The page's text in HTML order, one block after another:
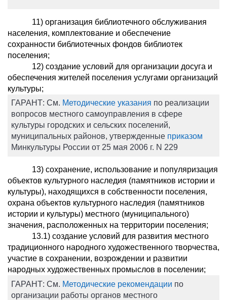
11) организация библиотечного обслуживания
населения, комплектование и обеспечение
сохранности библиотечных фондов библиотек
поселения;
12) создание условий для организации досуга и
обеспечения жителей поселения услугами организаций
культуры;
ГАРАНТ: См. Методические указания по реализации
вопросов местного самоуправления в сфере
культуры городских и сельских поселений,
муниципальных районов, утвержденные приказом
Минкультуры России от 25 мая 2006 г. N 229
13) сохранение, использование и популяризация
объектов культурного наследия (памятников истории и
культуры), находящихся в собственности поселения,
охрана объектов культурного наследия (памятников
истории и культуры) местного (муниципального)
значения, расположенных на территории поселения;
13.1) создание условий для развития местного
традиционного народного художественного творчества,
участие в сохранении, возрождении и развитии
народных художественных промыслов в поселении;
ГАРАНТ: См. Методические рекомендации по
организации работы органов местного